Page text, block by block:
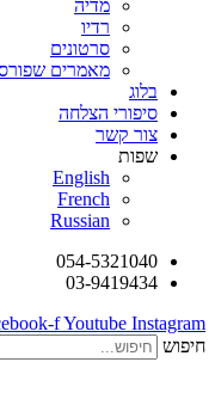
מדיה
רדיו
סרטונים
מאמרים
בלוג
סיפורי הצלחה
צור קשר
שפות
English
French
Russian
054-5321040
03-9419434
fYoutube Instagram
חיפוש